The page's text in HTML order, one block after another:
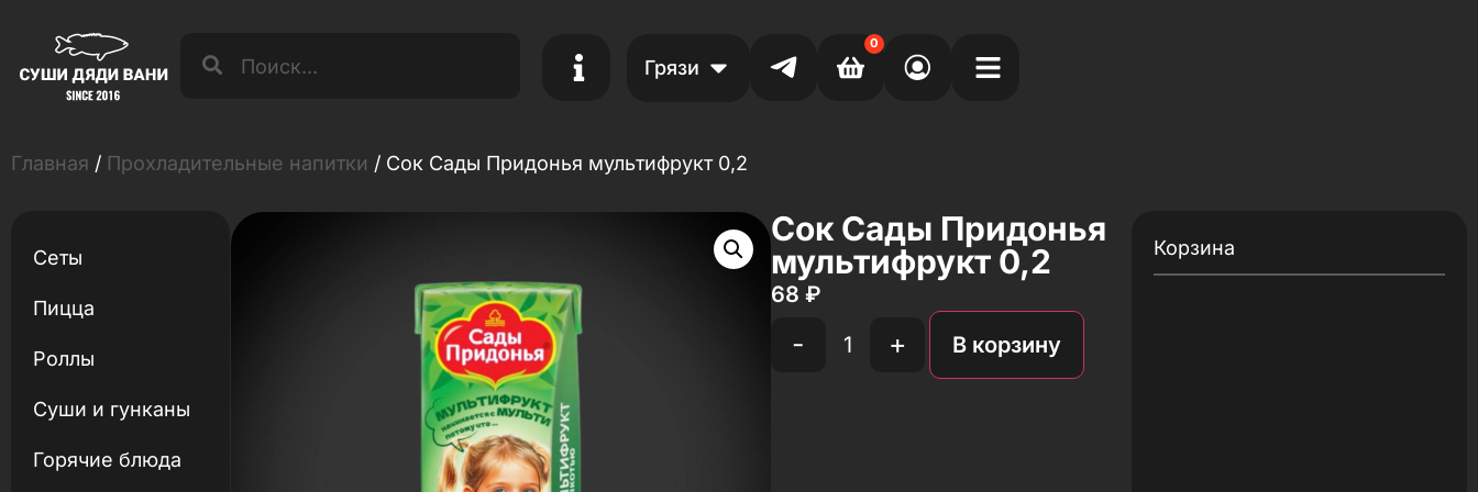
Грязи
0
Главная / Прохладительные напитки / Сок Сады Придонья мультифрукт 0,2
Сеты
Пицца
Роллы
Суши и гунканы
Горячие блюда
Сок Сады Придонья
мультифрукт 0,2
68 ₽
- + В корзину
Корзина